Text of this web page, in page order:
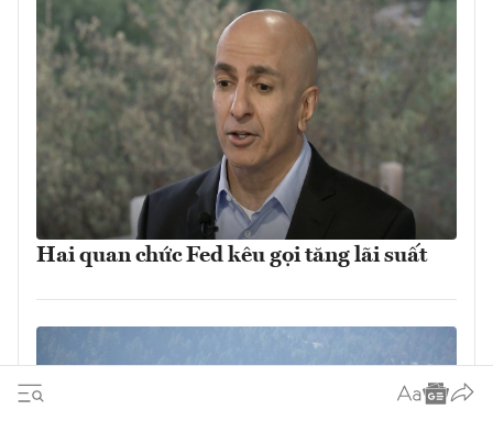
Hai quan chức Fed kêu gọi tăng lãi suất